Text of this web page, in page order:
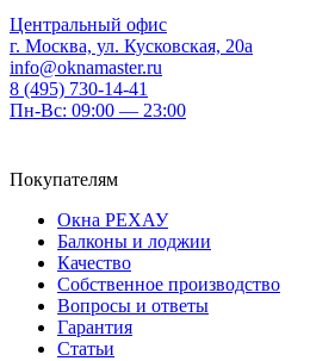
Центральный офис
г. Москва, ул. Кусковская, 20а
info@oknamaster.ru
8 (495) 730-14-41
Пн-Вс: 09:00 — 23:00
Покупателям
Окна РЕХАУ
Балконы и лоджии
Качество
Собственное производство
Вопросы и ответы
Гарантия
Статьи